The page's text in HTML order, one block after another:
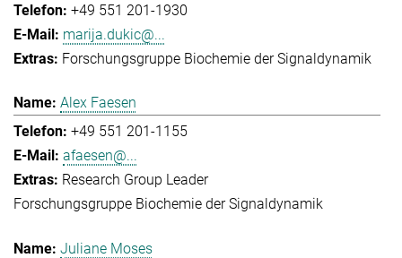
+49 551 201-1930
marija.dukic@...
Forschungsgruppe Biochemie der Signaldynamik
Alex Faesen
+49 551 201-1155
afaesen@...
Research Group Leader
Forschungsgruppe Biochemie der Signaldynamik
Juliane Moses